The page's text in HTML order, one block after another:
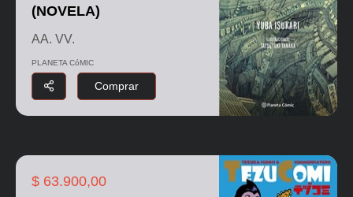
(NOVELA)
AA. VV.
PLANETA CóMIC
Comprar
$ 63.900,00